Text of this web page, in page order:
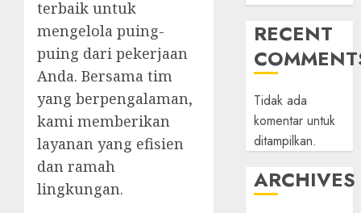
terbaik untuk
mengelola puing-
puing dari pekerjaan
Anda. Bersama tim
yang berpengalaman,
kami memberikan
layanan yang efisien
dan ramah
lingkungan.
RECENT
Tidak ada
komentar untuk
ditampilkan.
ARCHIVES